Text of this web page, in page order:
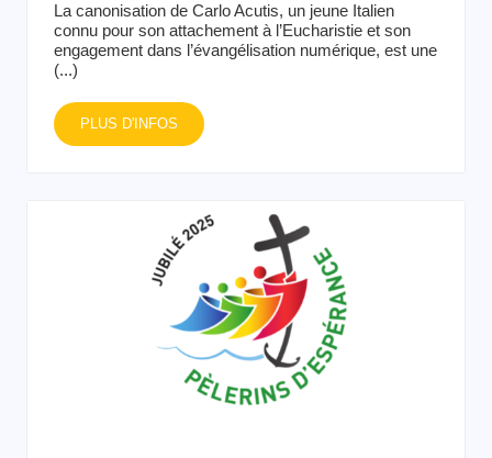
La canonisation de Carlo Acutis, un jeune Italien
connu pour son attachement à l’Eucharistie et son
engagement dans l’évangélisation numérique, est une
(...)
PLUS D'INFOS